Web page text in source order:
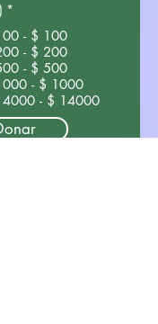
*
- $ 100
- $ 200
- $ 500
- $ 1000
- $ 14000